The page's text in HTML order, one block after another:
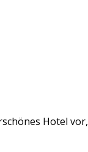
Hotel vor,